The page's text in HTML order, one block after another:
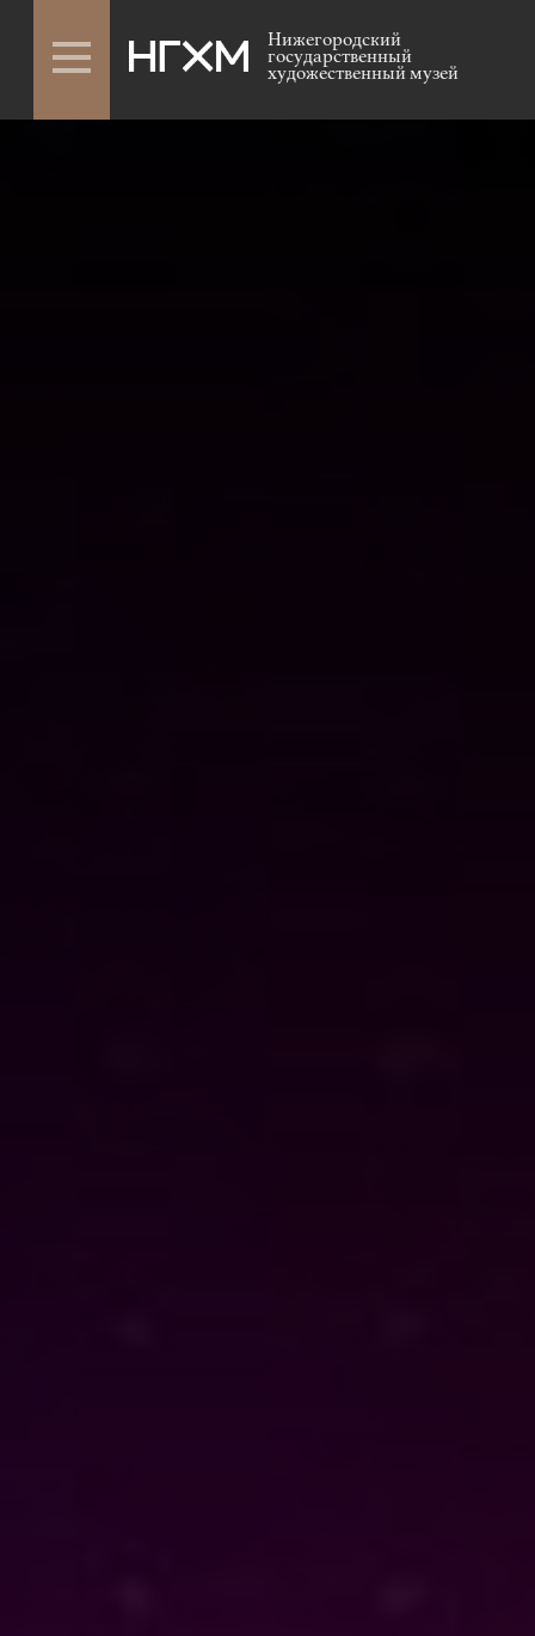
Нижегородский
государственный
художественный музей